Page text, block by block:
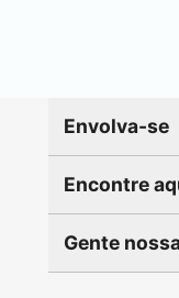
Envolva-se
Encontre
Gente